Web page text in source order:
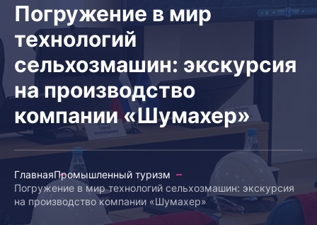
Погружение в мир
технологий
сельхозмашин: экскурсия
на производство
компании «Шумахер»
ГлавнаяПромышленный туризм
Погружение в мир технологий сельхозмашин: экскурсия
на производство компании «Шумахер»